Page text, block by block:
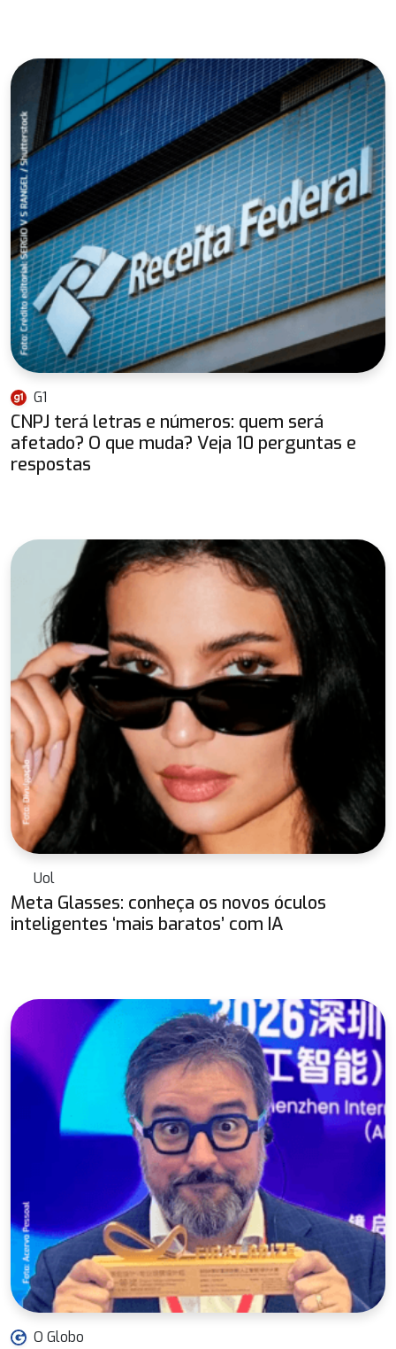
G1
CNPJ terá letras e números: quem será
afetado? O que muda? Veja 10 perguntas e
respostas
Uol
Meta Glasses: conheça os novos óculos
inteligentes ‘mais baratos’ com IA
O Globo